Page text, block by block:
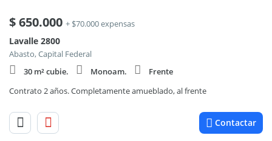
$650.000 + $70.000 expensas
Lavalle 2800
Abasto, Capital Federal
30 m² cubie.
Monoam.
Frente
Contrato 2 años. Completamente amueblado, al frente
Contactar